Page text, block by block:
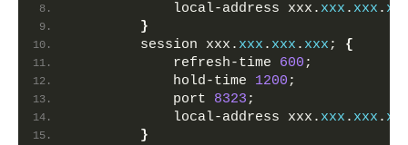
            local-address xxx.
xxx . xxx .
}
        session xxx.
xxx . xxx . xxx ; {
            refresh-time
600 ;
            hold-time
1200 ;
            port
8323 ;
            local-address xxx.
xxx . xxx .
}